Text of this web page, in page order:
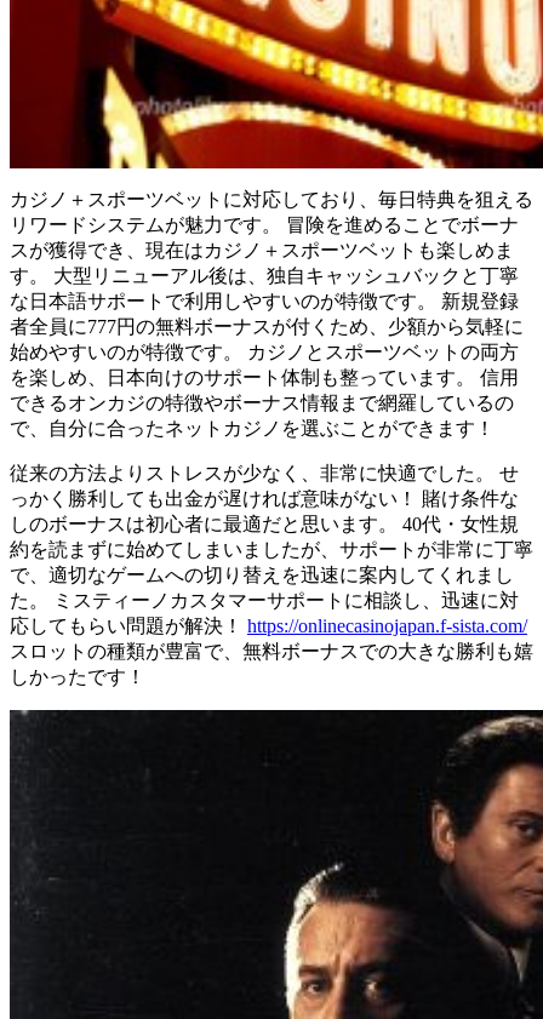
カジノ＋スポーツベットに対応しており、毎日特典を狙える
リワードシステムが魅力です。 冒険を進めることでボーナ
スが獲得でき、現在はカジノ＋スポーツベットも楽しめま
す。 大型リニューアル後は、独自キャッシュバックと丁寧
な日本語サポートで利用しやすいのが特徴です。 新規登録
者全員に777円の無料ボーナスが付くため、少額から気軽に
始めやすいのが特徴です。 カジノとスポーツベットの両方
を楽しめ、日本向けのサポート体制も整っています。 信用
できるオンカジの特徴やボーナス情報まで網羅しているの
で、自分に合ったネットカジノを選ぶことができます！
従来の方法よりストレスが少なく、非常に快適でした。 せ
っかく勝利しても出金が遅ければ意味がない！ 賭け条件な
しのボーナスは初心者に最適だと思います。 40代・女性規
約を読まずに始めてしまいましたが、サポートが非常に丁寧
で、適切なゲームへの切り替えを迅速に案内してくれまし
た。 ミスティーノカスタマーサポートに相談し、迅速に対
応してもらい問題が解決！ https://onlinecasinojapan.f-sista.com/
スロットの種類が豊富で、無料ボーナスでの大きな勝利も嬉
しかったです！